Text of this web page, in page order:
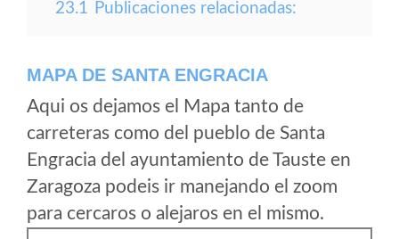
23.1 Publicaciones relacionadas:
MAPA DE SANTA ENGRACIA
Aqui os dejamos el Mapa tanto de
carreteras como del pueblo de Santa
Engracia del ayuntamiento de Tauste en
Zaragoza podeis ir manejando el zoom
para cercaros o alejaros en el mismo.